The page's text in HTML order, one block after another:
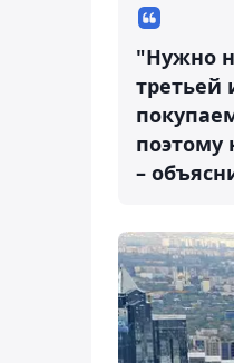
"Нужно
третьей
поэтому
–